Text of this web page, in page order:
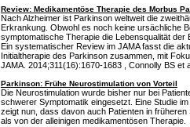
Review: Medikamentöse Therapie des Morbus
Nach Alzheimer ist Parkinson weltweit die
Erkrankung. Obwohl es noch keine ursächliche
symptomatische Therapie die Lebensqualität
Ein systematischer Review im JAMA fasst die
Initialtherapie des Parkinson zusammen, mit
JAMA. 2014;311(16):1670-1683 , Connolly BS et
Parkinson: Frühe Neurostimulation von Vorteil
Die Neurostimulation wurde bisher nur bei
schwerer Symptomatik eingesetzt. Eine Studie
zeigt nun, dass davon auch Patienten in
als von der alleinigen medikamentösen Therapie.